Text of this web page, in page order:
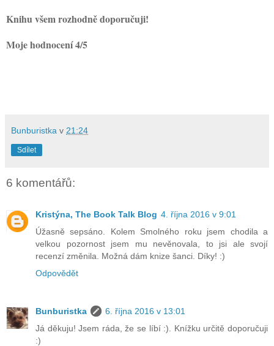
Knihu všem rozhodně doporučuji!
Moje hodnocení 4/5
Bunburistka v 21:24
Sdílet
6 komentářů:
Kristýna, The Book Talk Blog 4. října 2016 v 9:01
Úžasně sepsáno. Kolem Smolného roku jsem chodila a
velkou pozornost jsem mu nevěnovala, to jsi ale svojí
recenzí změnila. Možná dám knize šanci. Díky! :)
Odpovědět
Bunburistka
6. října 2016 v 13:01
Já děkuju! Jsem ráda, že se líbí :). Knížku určitě doporučuji
:)